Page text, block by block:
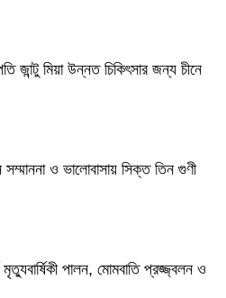
জান্টু মিয়া উন্নত চিকিৎসার জন্য চীনে
ও ভালোবাসায় সিক্ত তিন গুণী
পালন, মোমবাতি প্রজ্জ্বলন ও